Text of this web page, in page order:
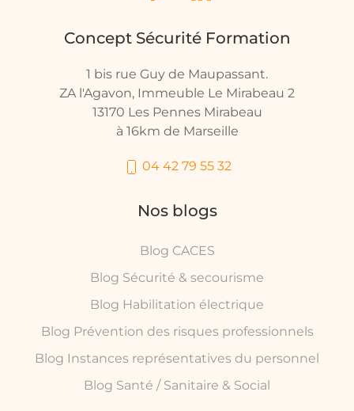
Concept Sécurité Formation
1 bis rue Guy de Maupassant.
ZA l'Agavon, Immeuble Le Mirabeau 2
13170 Les Pennes Mirabeau
à 16km de Marseille
04 42 79 55 32
Nos blogs
Blog CACES
Blog Sécurité & secourisme
Blog Habilitation électrique
Blog Prévention des risques professionnels
Blog Instances représentatives du personnel
Blog Santé / Sanitaire & Social